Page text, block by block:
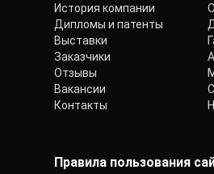
История компании
Дипломы и патенты
Выставки
Заказчики
Отзывы
Вакансии
Контакты
Правила пользования